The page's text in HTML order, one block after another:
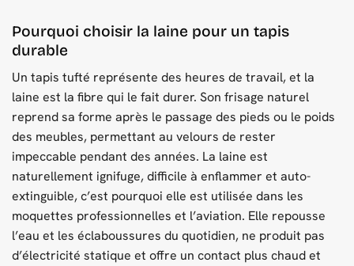
Pourquoi choisir la laine pour un tapis
durable
Un tapis tufté représente des heures de travail, et la
laine est la fibre qui le fait durer. Son frisage naturel
reprend sa forme après le passage des pieds ou le poids
des meubles, permettant au velours de rester
impeccable pendant des années. La laine est
naturellement ignifuge, difficile à enflammer et auto-
extinguible, c’est pourquoi elle est utilisée dans les
moquettes professionnelles et l’aviation. Elle repousse
l’eau et les éclaboussures du quotidien, ne produit pas
d’électricité statique et offre un contact plus chaud et